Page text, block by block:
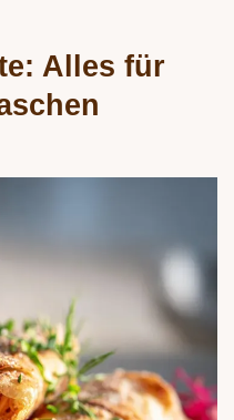
Alles für